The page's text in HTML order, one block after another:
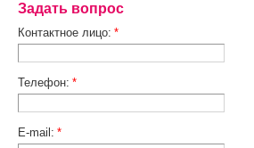
Задать вопрос
Контактное лицо: *
Телефон: *
E-mail: *